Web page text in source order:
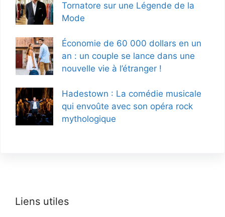
Tornatore sur une Légende de la
Mode
Économie de 60 000 dollars en un
an : un couple se lance dans une
nouvelle vie à l’étranger !
Hadestown : La comédie musicale
qui envoûte avec son opéra rock
mythologique
Liens utiles